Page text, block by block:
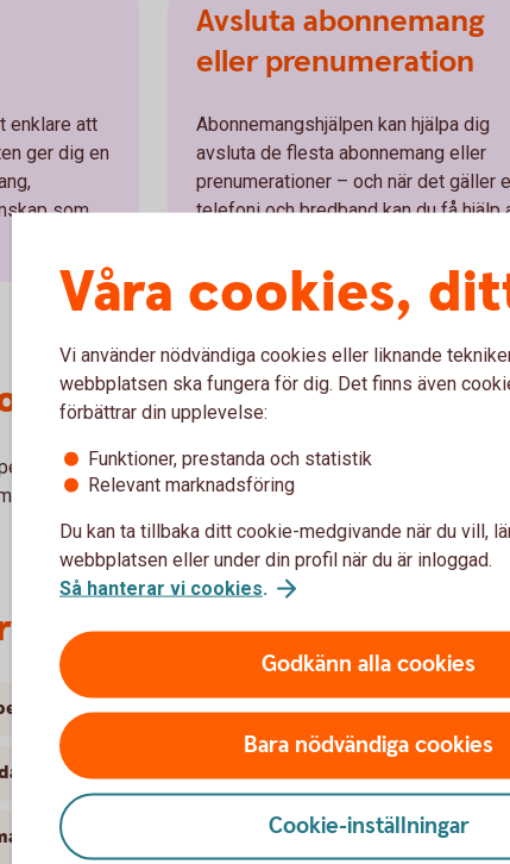
enklare att
ger dig en
som
Avsluta abonnemang
eller prenumeration
Abonnemangshjälpen kan hjälpa dig
avsluta de flesta abonnemang eller
prenumerationer – och när det gäller
telefoni och bredband kan du få hjälp
i appen
och välj Du.
och följ instruktionerna på skärmen.
om Abonnemangshjälpen
abonnemangshjälpen?
Våra cookies,
Vi använder nödvändiga cookies eller liknande
webbplatsen ska fungera för dig. Det finns även
förbättrar din upplevelse:
Funktioner, prestanda och statistik
Relevant marknadsföring
Du kan ta tillbaka ditt cookie-medgivande när du vill,
webbplatsen eller under din profil när du är inloggad.
Så hanterar vi cookies.
Godkänn alla cookies
Bara nödvändiga cookies
Cookie-inställningar